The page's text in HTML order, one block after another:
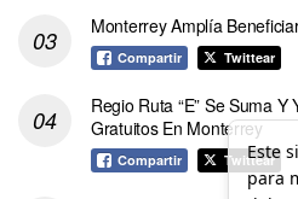
Monterrey Amplía
Compartir Twittear
Regio Ruta “E” Se Suma
Gratuitos En Monterrey
Compartir Twittear
Este
para